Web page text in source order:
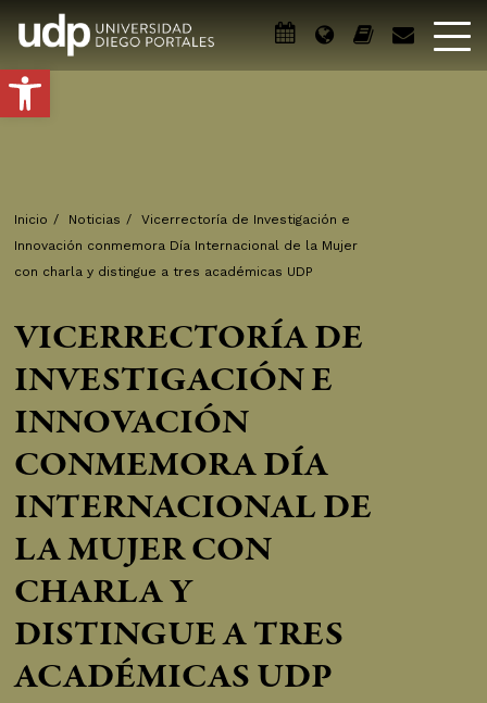
Abrir barra de herramientas
Inicio / Noticias /
Vicerrectoría de Investigación e
Innovación conmemora Día Internacional de la Mujer
con charla y distingue a tres académicas UDP
VICERRECTORÍA DE
INVESTIGACIÓN E
INNOVACIÓN
CONMEMORA DÍA
INTERNACIONAL DE
LA MUJER CON
CHARLA Y
DISTINGUE A TRES
ACADÉMICAS UDP